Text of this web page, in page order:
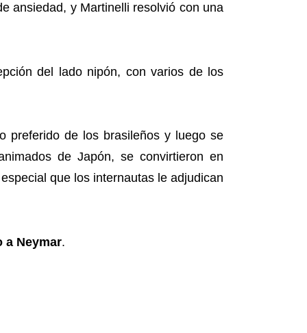
ansiedad, y Martinelli resolvió con una
del lado nipón, con varios de los
preferido de los brasileños y luego se
de Japón, se convirtieron en
que los internautas le adjudican
a Neymar.